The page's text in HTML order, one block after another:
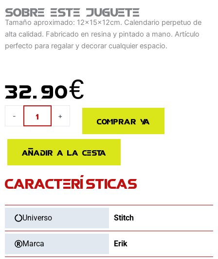
Sobre este juguete
Tamaño aproximado: 12x15x12cm. Calendario perpetuo de
alta calidad. Fabricado en resina y pintado a mano. Artículo
perfecto para regalar y decorar cualquier espacio.
32.90€
-
Stitch
cantidad
+ Comprar ya
Añadir a la cesta
CARACTERÍSTICAS
Universo Stitch
Marca Erik